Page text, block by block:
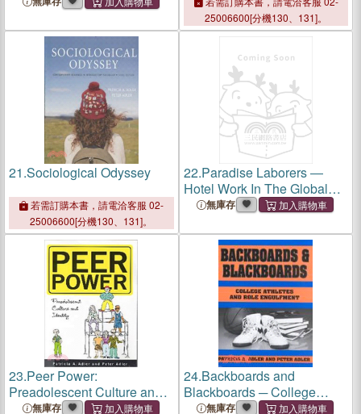
25006600[分機130、131]。
21.Sociological Odyssey
若需訂購本書，請電洽客服 02-
25006600[分機130、131]。
22.Paradise Laborers ―
Hotel Work In The Global
Economy
無庫存
23.Peer Power:
Preadolescent Culture and
Identity
無庫存
24.Backboards and
Blackboards ─ College
Athletes and Role
無庫存